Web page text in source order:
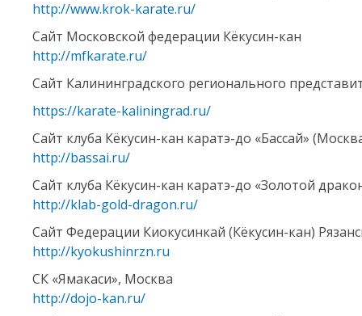
http://www.krok-karate.ru/
Сайт Московской федерации Кёкусин-кан
http://mfkarate.ru/
Сайт Калининградского регионального
https://karate-kaliningrad.ru/
Сайт клуба Кёкусин-кан каратэ-до «Бассай»
http://bassai.ru/
Сайт клуба Кёкусин-кан каратэ-до «Золотой
http://klab-gold-dragon.ru/
Сайт Федерации Киокусинкай (Кёкусин-кан)
http://kyokushinrzn.ru
СК «Ямакаси», Москва
http://dojo-kan.ru/